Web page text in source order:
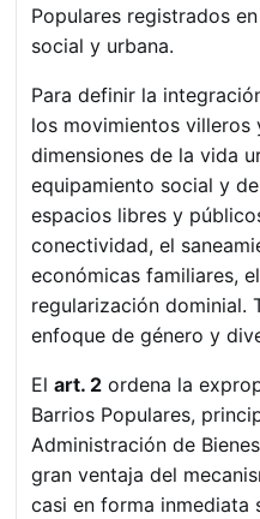
Populares registrados
social y urbana.
Para definir la
los movimientos villeros
dimensiones de la vida
equipamiento social y
espacios libres y
conectividad, el
económicas familiares,
regularización dominial.
enfoque de género y
El art. 2 ordena la
Barrios Populares,
Administración de
gran ventaja del
casi en forma inmediata